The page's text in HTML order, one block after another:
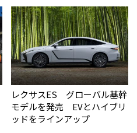
レクサスES グローバル基幹
モデルを発売 EVとハイブリ
ッドをラインアップ